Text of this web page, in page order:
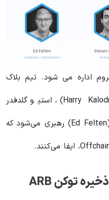
اداره می شود. تیم بلاک
چین توسط هری کالودنر (Harry Kalodner)، استیو گلدفدر
(Steve Goldfeder) و اد فلتن (Ed Felten) رهبری می‌شود که